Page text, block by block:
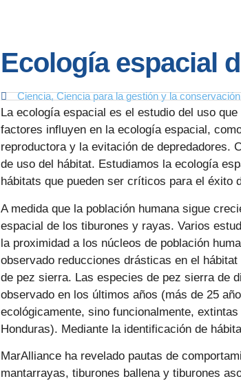
Ecología espacial
Ciencia,Ciencia para la gestión y la conservación
La ecología espacial es el estudio del uso
factores influyen en la ecología espacial,
reproductora y la evitación de depredadores.
de uso del hábitat. Estudiamos la ecología
hábitats que pueden ser críticos para el éxito
A medida que la población humana sigue
espacial de los tiburones y rayas. Varios
la proximidad a los núcleos de población
observado reducciones drásticas en el
de pez sierra. Las especies de pez sierra de
observado en los últimos años (más de 25
ecológicamente, sino funcionalmente,
Honduras). Mediante la identificación de
MarAlliance ha revelado pautas de
mantarrayas, tiburones ballena y tiburones